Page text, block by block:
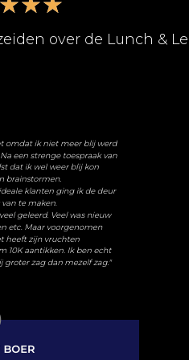
over de Lunch &